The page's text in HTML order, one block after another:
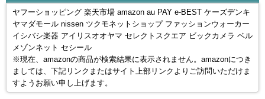
ヤフーショッピング 楽天市場 amazon au PAY e-BEST ケーズデンキ
ヤマダモール nissen ツクモネットショップ ファッションウォーカー
イシバシ楽器 アイリスオオヤマ セレクトスクエア ビックカメラ ベル
メゾンネット セシール
※現在、amazonの商品が検索結果に表示されません。amazonにつき
ましては、下記リンクまたはサイト上部リンクよりご訪問いただけま
すようお願い申し上げます。